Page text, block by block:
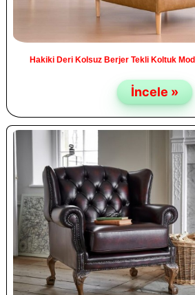
Hakiki Deri Kolsuz Berjer Tekli Koltuk
İncele »